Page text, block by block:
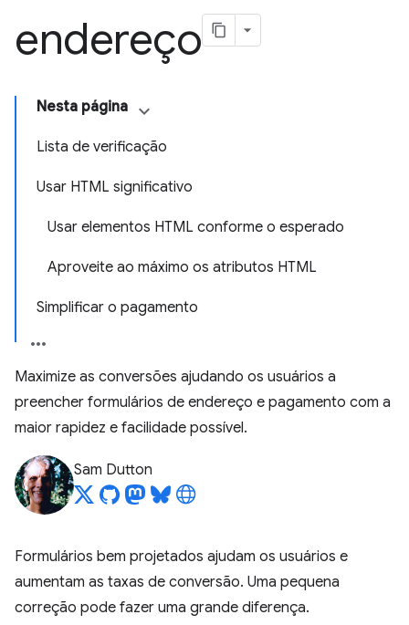
endereço
Nesta página
Lista de verificação
Usar HTML significativo
Usar elementos HTML conforme o esperado
Aproveite ao máximo os atributos HTML
Simplificar o pagamento
Maximize as conversões ajudando os usuários a
preencher formulários de endereço e pagamento com a
maior rapidez e facilidade possível.
Sam Dutton
Formulários bem projetados ajudam os usuários e
aumentam as taxas de conversão. Uma pequena
correção pode fazer uma grande diferença.